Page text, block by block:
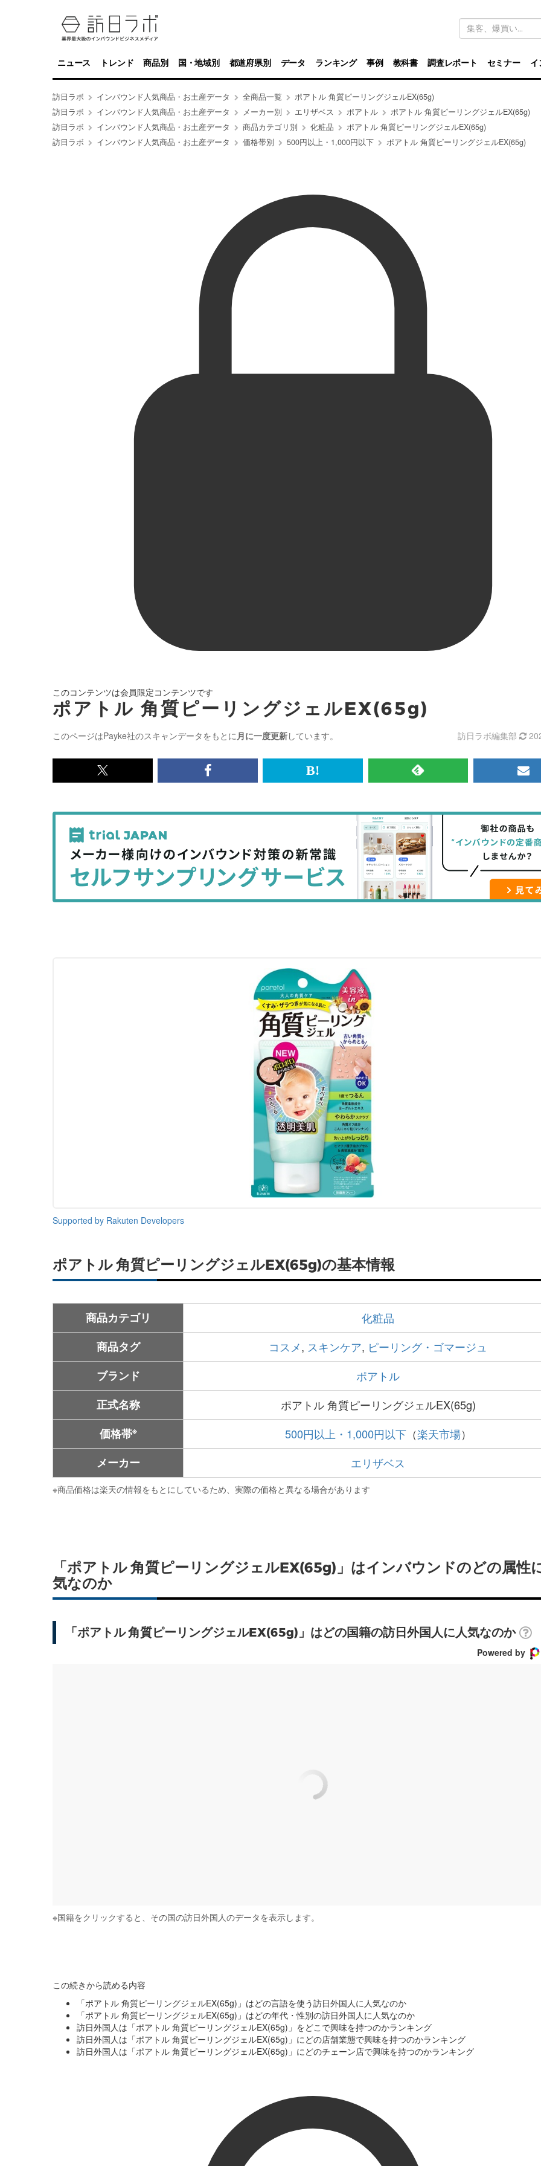
キ
ワ
ド
検
索
ニュース トレンド 商品別 国・地域別 都道府県別 データ ランキング 事例 教科書 調査レポート セミナー イ
訪日ラボ インバウンド人気商品・お土産データ 全商品一覧
ポアトル 角質ピーリングジェルEX(65g)
訪日ラボ
インバウンド人気商品・お土産データ メーカー別 エリザベス ポアトル
ポアトル 角質ピーリングジェルEX(65g)
訪日ラボ
インバウンド人気商品・お土産データ 商品カテゴリ別 化粧品
ポアトル 角質ピーリングジェルEX(65g)
訪日ラボ
インバウンド人気商品・お土産データ 価格帯別 500円以上・1,000円以下 ポアトル 角質ピーリングジェルEX(65g)
このコンテンツは会員限定コンテンツです
ポアトル 角質ピーリングジェルEX(65g)
このページはPayke社のスキャンデータをもとに 月に一度更新しています。 訪日ラボ編集部
x<br>
記
事
を
シ
ェ
Facebook<br>
記
を
シ
ェ
は
な
ッ
ク
マ
加
RSS
記
事
を
購
読
メ
マ
ガ
登
録
す
Supported by Rakuten Developers
ポアトル 角質ピーリングジェルEX(65g)の基本情報
商品カテゴリ
化粧品
商品タグ
コスメ, スキンケア, ピーリング・ゴマージュ
ブランド
ポアトル
正式名称
ポアトル 角質ピーリングジェルEX(65g)
価格帯※ 500円以上・1,000円以下（楽天市場）
メーカー
エリザベス
※商品価格は楽天の情報をもとにしているため、実際の価格と異なる場合があります
「ポアトル 角質ピーリングジェルEX(65g)」はインバウンドのどの属性
気なのか
「ポアトル 角質ピーリングジェルEX(65g)」はどの国籍の訪日外国人に人気なのか
Powered by
※国籍をクリックすると、その国の訪日外国人のデータを表示します。
この続きから読める内容
「ポアトル 角質ピーリングジェルEX(65g)」はどの言語を使う訪日外国人に人気なのか
「ポアトル 角質ピーリングジェルEX(65g)」はどの年代・性別の訪日外国人に人気なのか
訪日外国人は「ポアトル 角質ピーリングジェルEX(65g)」をどこで興味を持つのかランキング
訪日外国人は「ポアトル 角質ピーリングジェルEX(65g)」にどの店舗業態で興味を持つのかランキング
訪日外国人は「ポアトル 角質ピーリングジェルEX(65g)」にどのチェーン店で興味を持つのかランキング